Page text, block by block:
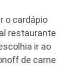
o cardápio
restaurante
ir ao
de carne